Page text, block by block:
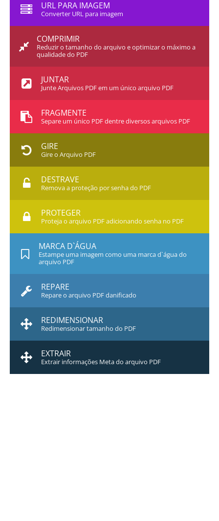
URL PARA IMAGEM
Converter URL para imagem
COMPRIMIR
Reduzir o tamanho do arquivo e optimizar o máximo a
qualidade do PDF
JUNTAR
Junte Arquivos PDF em um único arquivo PDF
FRAGMENTE
Separe um único PDF dentre diversos arquivos PDF
GIRE
Gire o Arquivo PDF
DESTRAVE
Remova a proteção por senha do PDF
PROTEGER
Proteja o arquivo PDF adicionando senha no PDF
MARCA D`ÁGUA
Estampe uma imagem como uma marca d`água do
arquivo PDF
REPARE
Repare o arquivo PDF danificado
REDIMENSIONAR
Redimensionar tamanho do PDF
EXTRAIR
Extrair informações Meta do arquivo PDF